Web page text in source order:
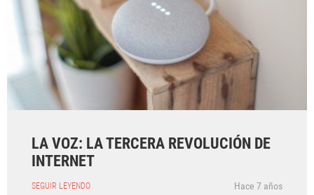
LA VOZ: LA TERCERA REVOLUCIÓN DE
INTERNET
SEGUIR LEYENDO Hace 7 años